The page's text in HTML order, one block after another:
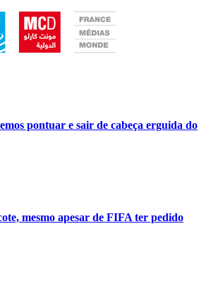
pontuar e sair de cabeça erguida do
mesmo apesar de FIFA ter pedido